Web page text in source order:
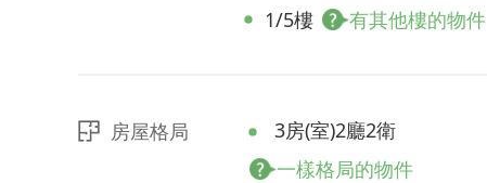
1/5樓
有其他樓的物件
房屋格局
3房(室)2廳2衛
一樣格局的物件